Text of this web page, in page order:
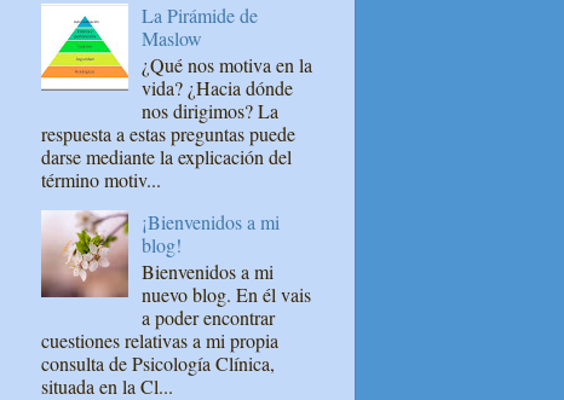
La Pirámide de
Maslow
¿Qué nos motiva en la
vida? ¿Hacia dónde
nos dirigimos? La
respuesta a estas preguntas puede
darse mediante la explicación del
término motiv...
¡Bienvenidos a mi
blog!
Bienvenidos a mi
nuevo blog. En él vais
a poder encontrar
cuestiones relativas a mi propia
consulta de Psicología Clínica,
situada en la Cl...